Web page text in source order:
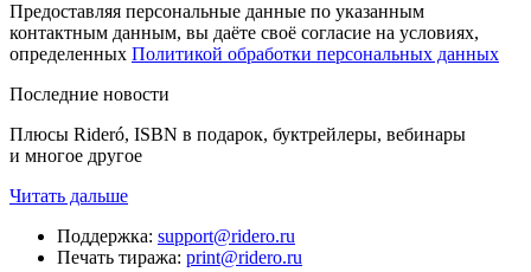
Предоставляя персональные данные по указанным
контактным данным, вы даёте своё согласие на условиях,
определенных Политикой обработки персональных данных
Последние новости
Плюсы Rideró, ISBN в подарок, буктрейлеры, вебинары
и многое другое
Читать дальше
Поддержка: support@ridero.ru
Печать тиража: print@ridero.ru